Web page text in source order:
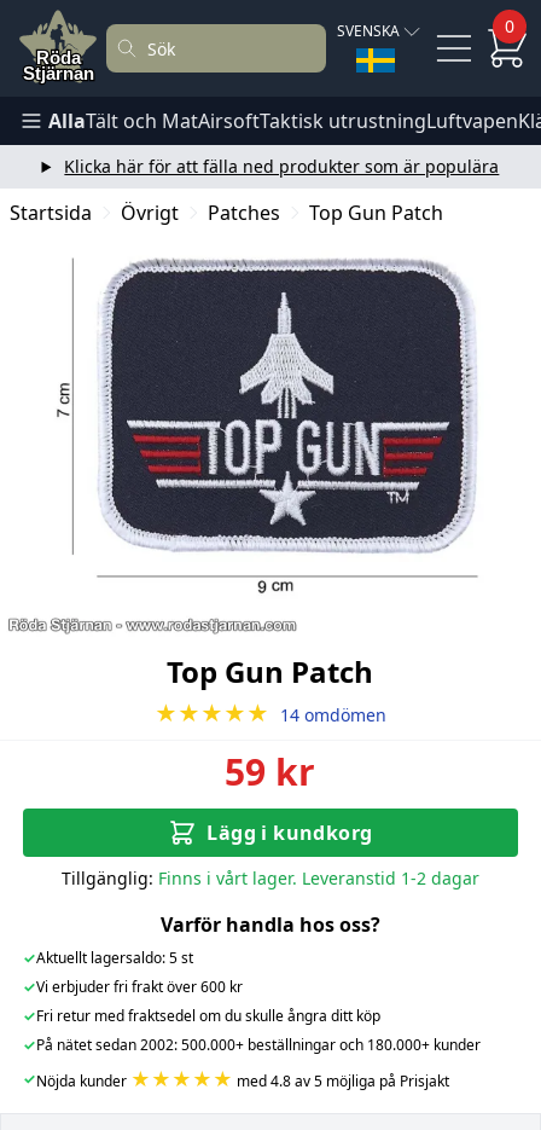
SVENSKA 0
AllaTält och MatAirsoftTaktisk utrustningLuftvapen
Klicka här för att fälla ned produkter som är populära
Startsida Övrigt Patches Top Gun Patch
Top Gun Patch
★★★★★ 14 omdömen
59 kr
Lägg i kundkorg
Tillgänglig: Finns i vårt lager. Leveranstid 1-2 dagar
Varför handla hos oss?
✓Aktuellt lagersaldo: 5 st
✓Vi erbjuder fri frakt över 600 kr
✓Fri retur med fraktsedel om du skulle ångra ditt köp
✓På nätet sedan 2002: 500.000+ beställningar och 180.000+ kunder
✓Nöjda kunder ★★★★★ med 4.8 av 5 möjliga på Prisjakt